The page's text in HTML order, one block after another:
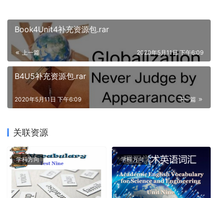
Book4Unit4补充资源包.rar
上一篇 2020年5月11日 下午6:09
B4U5补充资源包.rar
下一篇
2020年5月11日 下午6:09
关联资源
学科方向 学科方向